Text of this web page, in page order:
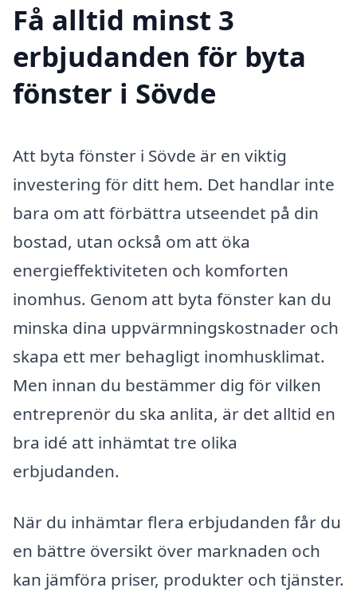
Få alltid minst 3
erbjudanden för byta
fönster i Sövde
Att byta fönster i Sövde är en viktig
investering för ditt hem. Det handlar inte
bara om att förbättra utseendet på din
bostad, utan också om att öka
energieffektiviteten och komforten
inomhus. Genom att byta fönster kan du
minska dina uppvärmningskostnader och
skapa ett mer behagligt inomhusklimat.
Men innan du bestämmer dig för vilken
entreprenör du ska anlita, är det alltid en
bra idé att inhämtat tre olika
erbjudanden.
När du inhämtar flera erbjudanden får du
en bättre översikt över marknaden och
kan jämföra priser, produkter och tjänster.